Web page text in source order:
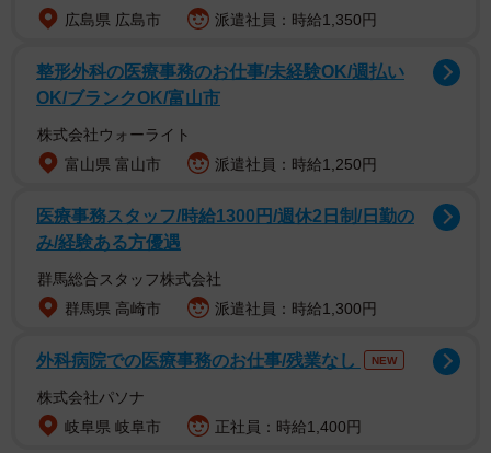
タケノコーンのあった場所に貼られた貼り紙（５月１４日、京都市東山
貼り紙はタケノコーンのあった場所にあり、文章は死亡
通知の形式をもって書かれています。通常、死亡通知には
広島県 広島市
派遣社員：時給1,350円
整形外科の医療事務のお仕事/未経験OK/週払い
OK/ブランクOK/富山市
株式会社ウォーライト
富山県 富山市
派遣社員：時給1,250円
医療事務スタッフ/時給1300円/週休2日制/日勤の
み/経験ある方優遇
群馬総合スタッフ株式会社
群馬県 高崎市
派遣社員：時給1,300円
外科病院での医療事務のお仕事/残業なし NEW
株式会社パソナ
岐阜県 岐阜市
正社員：時給1,400円